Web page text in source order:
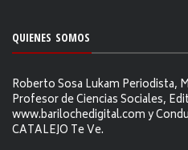
QUIENES SOMOS
Roberto Sosa Lukam Periodista,
Profesor de Ciencias Sociales,
www.barilochedigital.com y
CATALEJO Te Ve.